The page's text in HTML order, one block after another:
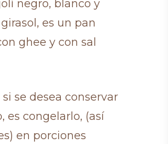
negro, blanco y
es un pan
ghee y con sal
se desea conservar
es congelarlo, (así
en porciones